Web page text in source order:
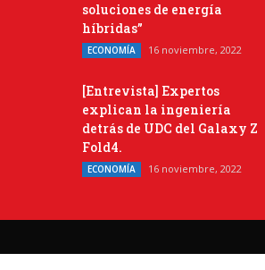
soluciones de energía
híbridas”
ECONOMÍA 16 noviembre, 2022
[Entrevista] Expertos
explican la ingeniería
detrás de UDC del Galaxy Z
Fold4.
ECONOMÍA 16 noviembre, 2022